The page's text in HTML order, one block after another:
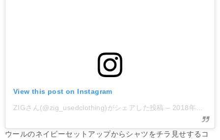
View this post on Instagram
ZIGさん(@zig_usedclothing)がシェアした投稿 – 2018年12月月15日午後11時57分PST
ウールのネイビーセットアップからシャツをチラ見せするコ